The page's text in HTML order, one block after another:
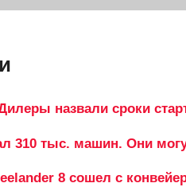
назвали сроки
310 тыс. машин. Они
8 сошел с